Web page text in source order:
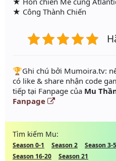
★ Công Thành Chiến
️🏆Ghi chú bởi Mumoira.tv:
có like & share nhận code
tiếp tại Fanpage của Mu
Fanpage
Tìm kiếm Mu:
Season 0-1 Season 2 Season 3-5
Season 16-20
Season 21